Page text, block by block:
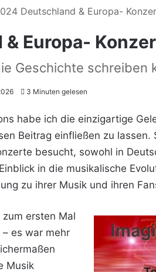
Deutschland & Europa-
Europa-
Geschichte schreiben
3 Minuten gelesen
habe ich die einzigartige
Beitrag einfließen zu lassen.
besucht, sowohl in
in die musikalische
zu ihrer Musik und ihren
ersten Mal
es war mehr
Musik